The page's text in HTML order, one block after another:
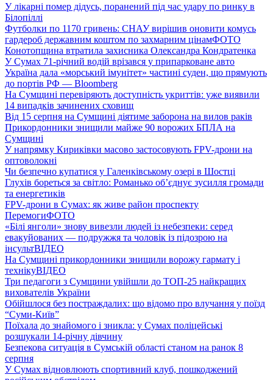
У лікарні помер дідусь, поранений під час удару по ринку в
Білопіллі
Футболки по 1170 гривень: СНАУ вирішив оновити комусь
гардероб державним коштом по захмарним цінамФОТО
Конотопщина втратила захисника Олександра Кондратенка
У Сумах 71-річний водій врізався у припарковане авто
Україна дала «морський імунітет» частині суден, що прямують
до портів РФ — Bloomberg
На Сумщині перевіряють доступність укриттів: уже виявили
14 випадків зачинених сховищ
Від 15 серпня на Сумщині діятиме заборона на вилов раків
Прикордонники знищили майже 90 ворожих БПЛА на
Сумщині
У напрямку Кириківки масово застосовують FPV-дрони на
оптоволокні
Чи безпечно купатися у Галенківському озері в Шостці
Глухів бореться за світло: Романько об’єднує зусилля громади
та енергетиків
FPV-дрони в Сумах: як живе район проспекту
ПеремогиФОТО
«Білі янголи» знову вивезли людей із небезпеки: серед
евакуйованих — подружжя та чоловік із підозрою на
інсультВІДЕО
На Сумщині прикордонники знищили ворожу гармату і
технікуВІДЕО
Три педагоги з Сумщини увійшли до ТОП-25 найкращих
вихователів України
Обійшлося без постраждалих: що відомо про влучання у поїзд
“Суми-Київ”
Поїхала до знайомого і зникла: у Сумах поліцейські
розшукали 14-річну дівчину
Безпекова ситуація в Сумській області станом на ранок 8
серпня
У Сумах відновлюють спортивний клуб, пошкоджений